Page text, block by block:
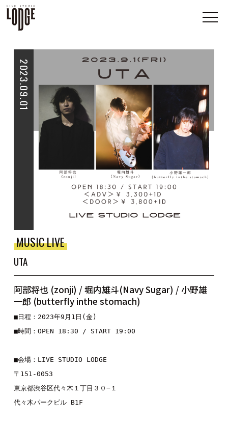
2023.09.01
MUSIC LIVE
UTA
阿部将也 (zonji) / 堀内雄斗(Navy Sugar) / 小野雄
一郎 (butterfly inthe stomach)
■日程：2023年9月1日(金)
■時間：OPEN 18:30 / START 19:00
■会場： LIVE STUDIO LODGE
〒
東京都渋谷区代々木１丁目３０ −
代々木パークビル B1F